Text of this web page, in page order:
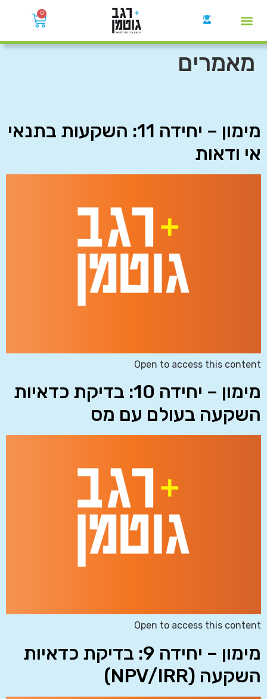
0
מאמרים
מימון – יחידה 11: השקעות בתנאי
אי ודאות
Open to access this content
מימון – יחידה 10: בדיקת כדאיות
השקעה בעולם עם מס
Open to access this content
מימון – יחידה 9: בדיקת כדאיות
השקעה (NPV/IRR)